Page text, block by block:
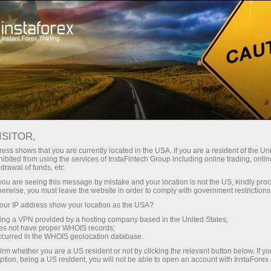
Untuk Pedagang Forex Analytics Berita Bergambar
08:18 2025-07-01
TRUMP DAN MUSK: DARI SEKUTU
MENJADI PESAING
shows that you are currently located in the USA. If you are a resident of the
from using the services of InstaFintech Group including online trading,
of funds, etc.
are seeing this message by mistake and your location is not the US, kindly
you must leave the website in order to comply with government
IP address show your location as the USA?
a VPN provided by a hosting company based in the United States;
not have proper WHOIS records;
in the WHOIS geolocation database.
whether you are a US resident or not by clicking the relevant button below. If
being a US resident, you will not be able to open an account with InstaForex